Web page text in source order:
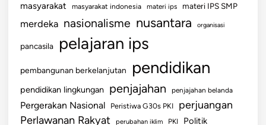
masyarakat masyarakat indonesia materi ips materi IPS SMP
merdeka nasionalisme nusantara organisasi
pancasila pelajaran ips
pembangunan berkelanjutan pendidikan
pendidikan lingkungan penjajahan penjajahan belanda
Pergerakan Nasional Peristiwa G30s PKI perjuangan
Perlawanan Rakyat perubahan iklim PKI Politik